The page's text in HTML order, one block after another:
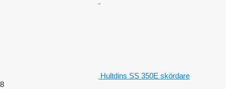
Hultdins SS 350E skördare
8